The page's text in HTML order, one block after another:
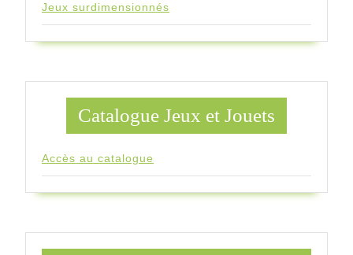
Jeux surdimensionnés
Catalogue Jeux et Jouets
Accès au catalogue